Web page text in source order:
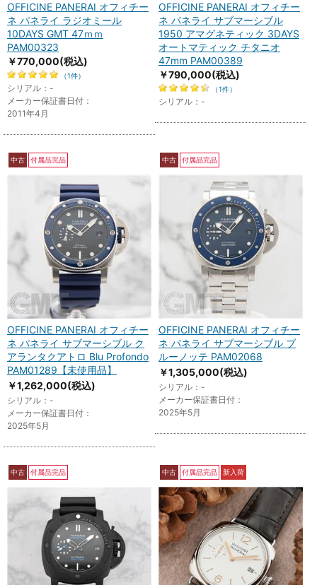
OFFICINE PANERAI オフィチー
ネ パネライ ラジオミール
10DAYS GMT 47ｍｍ
PAM00323
￥770,000(税込)
（1件）
シリアル：-
メーカー保証書日付：
2011年4月
OFFICINE PANERAI オフィチー
ネ パネライ サブマーシブル
1950 アマグネティック 3DAYS
オートマティック チタニオ
47mm PAM00389
￥790,000(税込)
（1件）
シリアル：-
中古 付属品完品
OFFICINE PANERAI オフィチー
ネ パネライ サブマーシブル ク
アランタクアトロ Blu Profondo
PAM01289【未使用品】
￥1,262,000(税込)
シリアル：-
メーカー保証書日付：
2025年5月
中古 付属品完品
OFFICINE PANERAI オフィチー
ネ パネライ サブマーシブル ブ
ルーノッテ PAM02068
￥1,305,000(税込)
シリアル：-
メーカー保証書日付：
2025年5月
中古 付属品完品 中古 付属品完品 新入荷